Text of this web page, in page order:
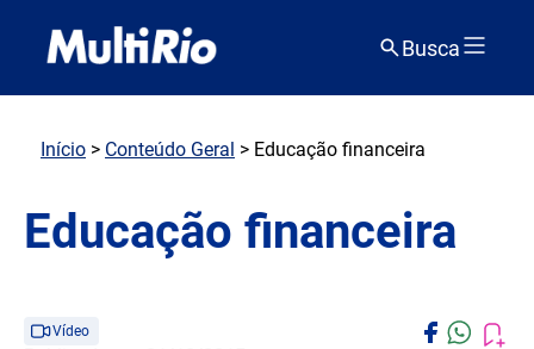
Busca
Início > Conteúdo Geral > Educação financeira
Educação financeira
Vídeo